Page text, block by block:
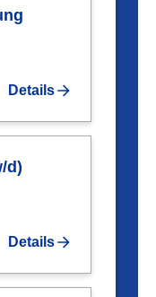
Details
d)
Details